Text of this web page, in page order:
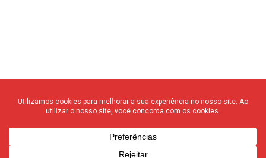
© 2020 F3 Notícias – Todos os direitos reservados